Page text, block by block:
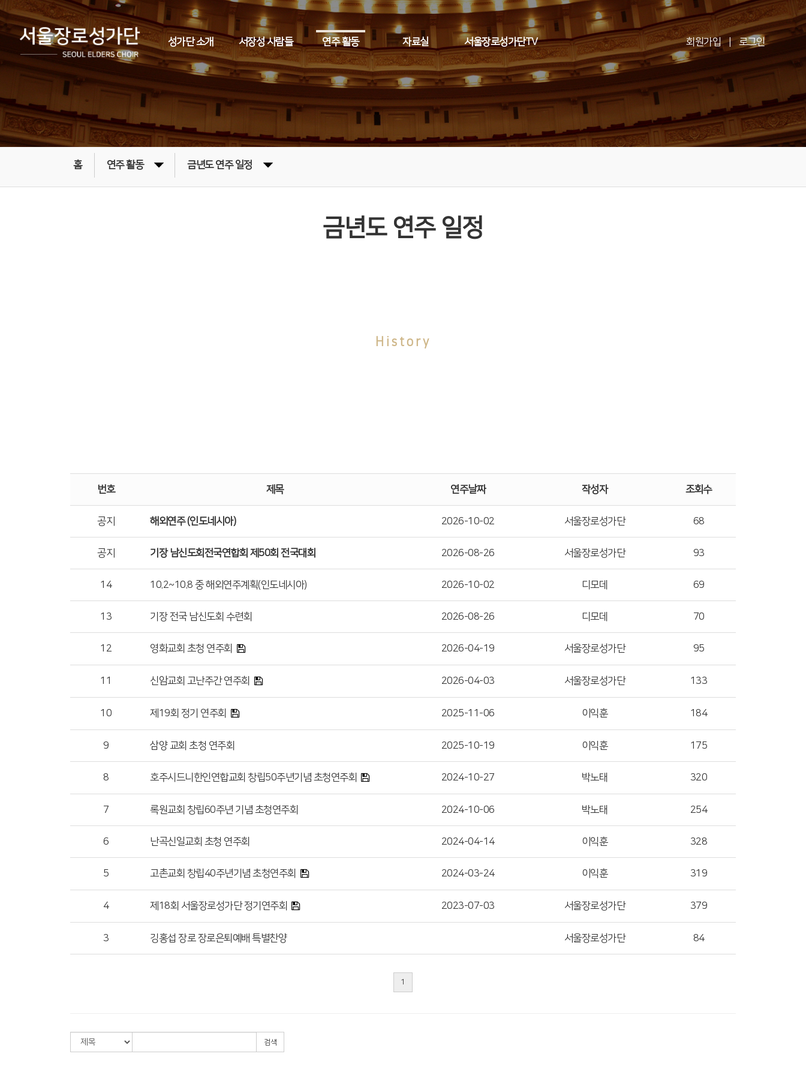
성가단 소개 서장성 사람들 연주 활동 자료실 서울장로성가단TV 회원가입 | 로그인
홈 연주 활동 금년도 연주 일정
금년도 연주 일정
History
번호 제목 연주날짜 작성자 조회수
공지 해외연주 (인도네시아) 2026-10-02 서울장로성가단 68
공지 기장 남신도회전국연합회 제50회 전국대회 2026-08-26 서울장로성가단 93
14 10.2~10.8 중 해외연주계획(인도네시아) 2026-10-02 디모데 69
13 기장 전국 남신도회 수련회 2026-08-26 디모데 70
12 영화교회 초청 연주회 2026-04-19 서울장로성가단 95
11 신암교회 고난주간 연주회 2026-04-03 서울장로성가단 133
10 제19회 정기 연주회 2025-11-06 이익훈 184
9 삼양 교회 초청 연주회 2025-10-19 이익훈 175
8 호주시드니한인연합교회 창립50주년기념 초청연주회 2024-10-27 박노태 320
7 록원교회 창립60주년 기념 초청연주회 2024-10-06 박노태 254
6 난곡신일교회 초청 연주회 2024-04-14 이익훈 328
5 고촌교회 창립40주년기념 초청연주회 2024-03-24 이익훈 319
4 제18회 서울장로성가단 정기연주회 2023-07-03 서울장로성가단 379
3 깅홍섭 장로 장로은퇴예배 특별찬양 서울장로성가단 84
1
검색